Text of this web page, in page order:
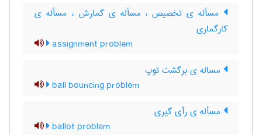
مسأله ی تخصیص ، مسأله ی گمارش ، مسأله ی
کارگماری
assignment problem
مساله ی برگشت توپ
ball bouncing problem
مسأله ی رأی گیری
ballot problem